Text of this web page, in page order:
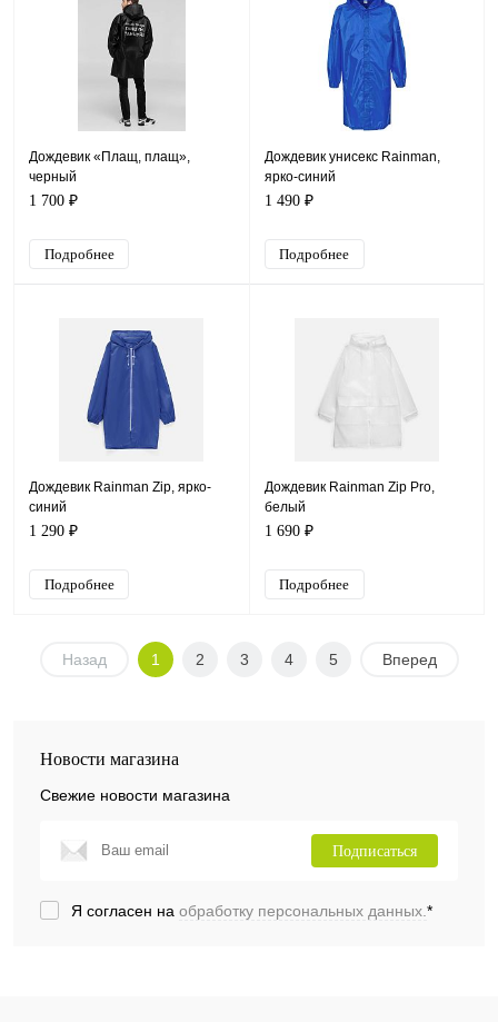
Дождевик «Плащ, плащ»,
черный
1 700 ₽
Подробнее
Дождевик унисекс Rainman,
ярко-синий
1 490 ₽
Подробнее
Дождевик Rainman Zip, ярко-
синий
1 290 ₽
Подробнее
Дождевик Rainman Zip Pro,
белый
1 690 ₽
Подробнее
Назад 1 2 3 4 5 Вперед
Новости магазина
Свежие новости магазина
Подписаться
Я согласен на обработку персональных данных.*